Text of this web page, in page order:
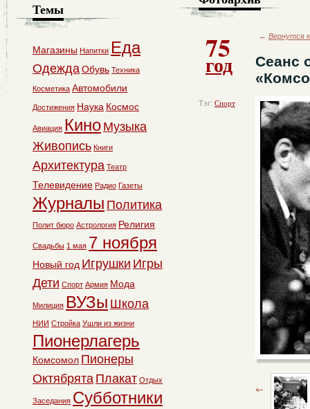
75
год
Тэг: Спорт
← Вернутся
Сеанс
Темы
Магазины Напитки Еда
ОдеждаОбувь Техника
Косметика Автомобили
Достижения Наука Космос
Авиация Кино Музыка
Живопись Книги
Архитектура Театр
Телевидение Радио Газеты
Журналы Политика
Полит бюро Астрология Религия
Свадьбы 1 мая 7 ноября
Новый год Игрушки Игры
Дети Спорт Армия Мода
Милиция ВУЗы Школа
НИИ Стройка Ушли из жизни
Пионерлагерь
Комсомол Пионеры
Октябрята Плакат Отдых
Заседания Субботники